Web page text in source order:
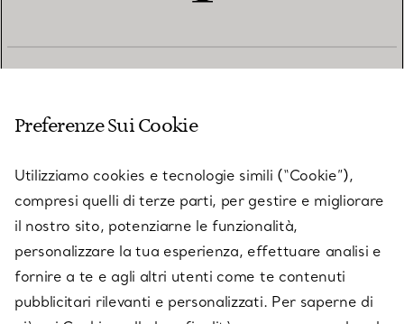
SU TIFFANY & CO.
LEGALE
Preferenze Sui Cookie
Utilizziamo cookies e tecnologie simili (“Cookie”),
compresi quelli di terze parti, per gestire e migliorare
il nostro sito, potenziarne le funzionalità,
personalizzare la tua esperienza, effettuare analisi e
fornire a te e agli altri utenti come te contenuti
pubblicitari rilevanti e personalizzati. Per saperne di